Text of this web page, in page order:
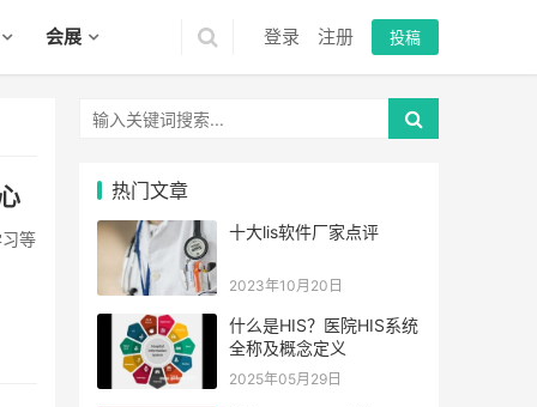
会展 登录 注册 投稿
等
热门文章
十大lis软件厂家点评
2023年10月20日
什么是HIS？医院HIS系统
全称及概念定义
2025年05月29日